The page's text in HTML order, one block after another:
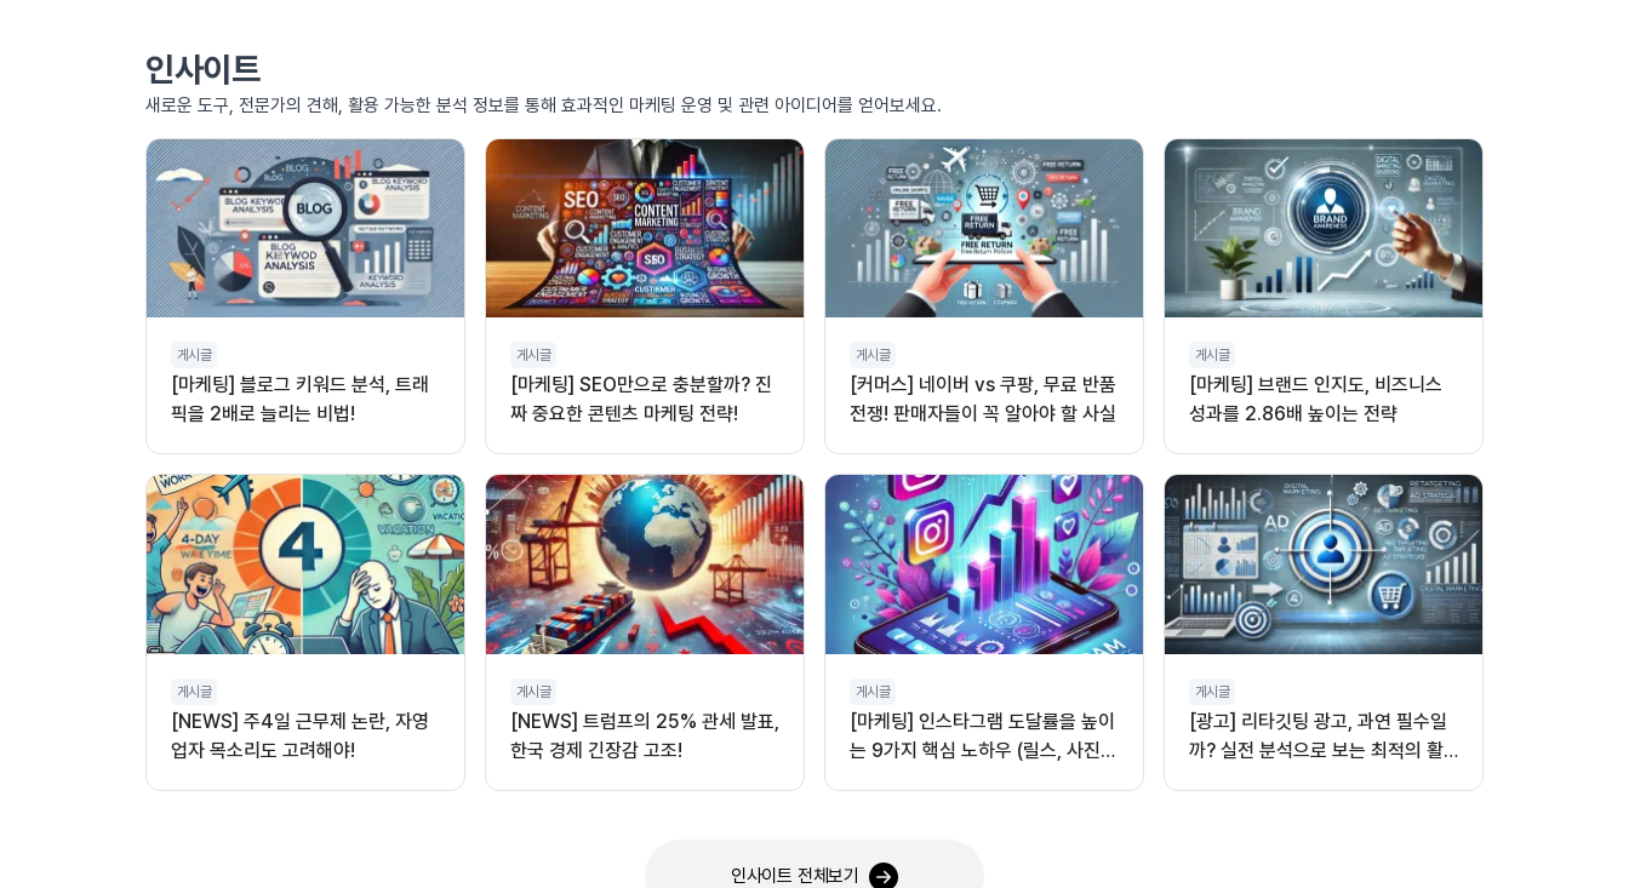
인사이트
새로운 도구, 전문가의 견해, 활용 가능한 분석 정보를 통해 효과적인 마케팅 운영 및 관련 아이디어를 얻어보세요.
게시글
[마케팅] 블로그 키워드 분석, 트래
픽을 2배로 늘리는 비법!
게시글
[마케팅] SEO만으로 충분할까? 진
짜 중요한 콘텐츠 마케팅 전략!
게시글
[커머스] 네이버 vs 쿠팡, 무료 반품
전쟁! 판매자들이 꼭 알아야 할 사실
게시글
[마케팅] 브랜드 인지도, 비즈니스
성과를 2.86배 높이는 전략
게시글
[NEWS] 주4일 근무제 논란, 자영
업자 목소리도 고려해야!
게시글
[NEWS] 트럼프의 25% 관세 발표,
한국 경제 긴장감 고조!
게시글
[마케팅] 인스타그램 도달률을 높이
는 9가지 핵심 노하우 (릴스, 사진,
게시글
[광고] 리타깃팅 광고, 과연 필수일
까? 실전 분석으로 보는 최적의 활
인사이트 전체보기